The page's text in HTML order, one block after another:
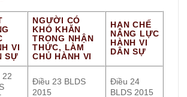
VI
SỰ
NGƯỜI CÓ
KHÓ KHĂN
TRONG NHẬN
THỨC, LÀM
CHỦ HÀNH VI
HẠN CHẾ
NĂNG LỰC
HÀNH VI
DÂN SỰ
22
Điều 23 BLDS
2015
Điều 24
BLDS 2015